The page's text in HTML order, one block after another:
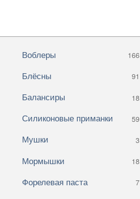
Воблеры 166
Блёсны 91
Балансиры 18
Силиконовые приманки 59
Мушки 3
Мормышки 18
Форелевая паста 7